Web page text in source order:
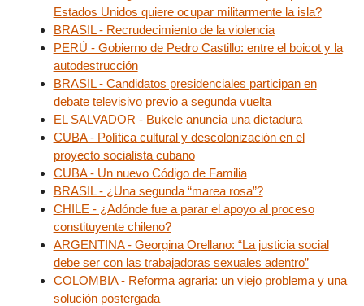
Estados Unidos quiere ocupar militarmente la isla?
BRASIL - Recrudecimiento de la violencia
PERÚ - Gobierno de Pedro Castillo: entre el boicot y la
autodestrucción
BRASIL - Candidatos presidenciales participan en
debate televisivo previo a segunda vuelta
EL SALVADOR - Bukele anuncia una dictadura
CUBA - Política cultural y descolonización en el
proyecto socialista cubano
CUBA - Un nuevo Código de Familia
BRASIL - ¿Una segunda “marea rosa”?
CHILE - ¿Adónde fue a parar el apoyo al proceso
constituyente chileno?
ARGENTINA - Georgina Orellano: “La justicia social
debe ser con las trabajadoras sexuales adentro”
COLOMBIA - Reforma agraria: un viejo problema y una
solución postergada